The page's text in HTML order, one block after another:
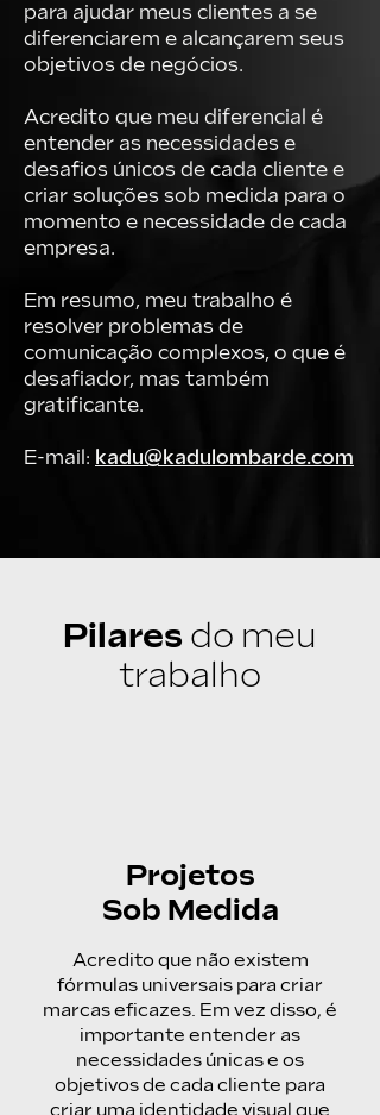
para ajudar meus clientes a se
diferenciarem e alcançarem seus
objetivos de negócios.
Acredito que meu diferencial é
entender as necessidades e
desafios únicos de cada cliente e
criar soluções sob medida para o
momento e necessidade de cada
empresa.
Em resumo, meu trabalho é
resolver problemas de
comunicação complexos, o que é
desafiador, mas também
gratificante.
E-mail: kadu@kadulombarde.com
Pilares do meu
trabalho
Projetos
Sob Medida
Acredito que não existem
fórmulas universais para criar
marcas eficazes. Em vez disso, é
importante entender as
necessidades únicas e os
objetivos de cada cliente para